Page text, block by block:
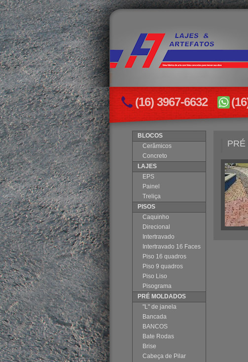
(16) 3967-6632
BLOCOS
Cerâmicos
Concreto
LAJES
EPS
Painel
Treliça
PISOS
Caquinho
Direcional
Intertravado
Intertravado 16 Faces
Piso 16 quadros
Piso 9 quadros
Piso Liso
Pisograma
PRÉ MOLDADOS
"L" de janela
Bancada
BANCOS
Bate Rodas
Brise
Cabeça de Pilar
PRÉ